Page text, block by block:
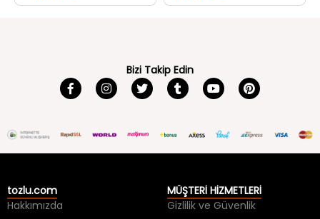
Bizi Takip Edin
tozlu.com
Hakkımızda
MÜŞTERİ HİZMETLERİ
Gizlilik ve Güvenlik